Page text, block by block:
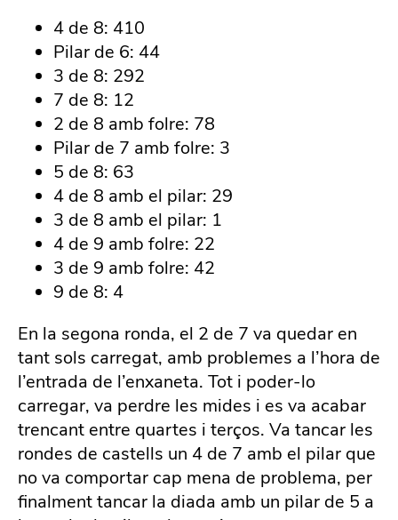
4 de 8: 410
Pilar de 6: 44
3 de 8: 292
7 de 8: 12
2 de 8 amb folre: 78
Pilar de 7 amb folre: 3
5 de 8: 63
4 de 8 amb el pilar: 29
3 de 8 amb el pilar: 1
4 de 9 amb folre: 22
3 de 9 amb folre: 42
9 de 8: 4
En la segona ronda, el 2 de 7 va quedar en
tant sols carregat, amb problemes a l’hora de
l’entrada de l’enxaneta. Tot i poder-lo
carregar, va perdre les mides i es va acabar
trencant entre quartes i terços. Va tancar les
rondes de castells un 4 de 7 amb el pilar que
no va comportar cap mena de problema, per
finalment tancar la diada amb un pilar de 5 a